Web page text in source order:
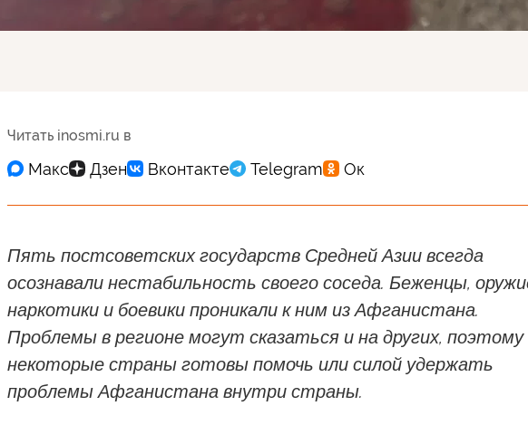
Читать inosmi.ru в
Пять постсоветских государств Средней Азии всегда
осознавали нестабильность своего соседа. Беженцы,
наркотики и боевики проникали к ним из Афганистана.
Проблемы в регионе могут сказаться и на других, поэтому
некоторые страны готовы помочь или силой удержать
проблемы Афганистана внутри страны.